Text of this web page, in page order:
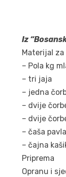
Iz
Materijal
– Pola kg
– tri jaja
– jedna
– dvije
– dvije
– čaša
– čajna
Priprema
Opranu i